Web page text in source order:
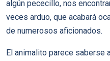
algún pececillo, nos
veces arduo, que acabará
de numerosos aficionados.
El animalito parece